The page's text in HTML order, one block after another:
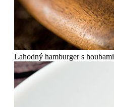
Lahodný hamburger s houbami